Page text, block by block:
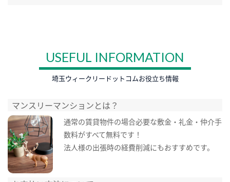
USEFUL INFORMATION
埼玉ウィークリードットコムお役立ち情報
マンスリーマンションとは？
通常の賃貸物件の場合必要な敷金・礼金・仲介手
数料がすべて無料です！
法人様の出張時の経費削減にもおすすめです。